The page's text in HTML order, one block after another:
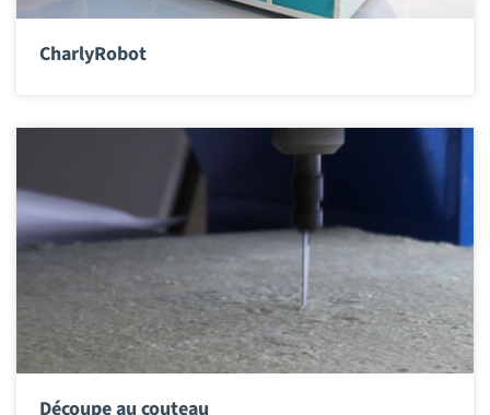
CharlyRobot
Découpe au couteau